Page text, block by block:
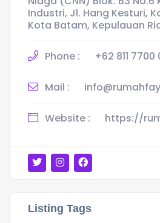
Industri, Jl. Hang Kesturi,
Kota Batam, Kepulauan
Phone : +62 811 7700
Mail :
Website : https://
Listing Tags